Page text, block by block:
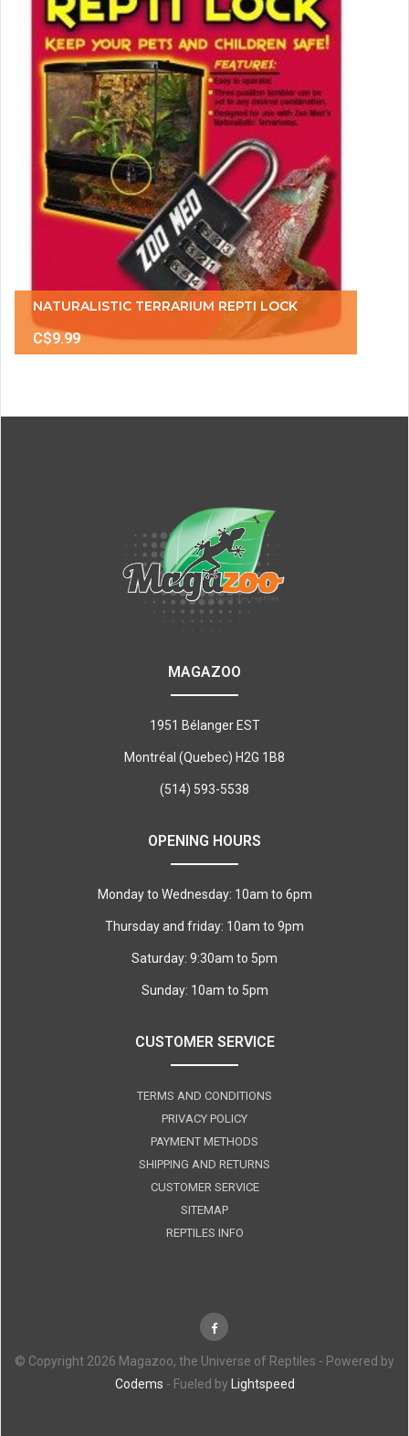
NATURALISTIC TERRARIUM REPTI LOCK
C$9.99
MAGAZOO
1951 Bélanger EST
Montréal (Quebec) H2G 1B8
(514) 593-5538
OPENING HOURS
Monday to Wednesday: 10am to 6pm
Thursday and friday: 10am to 9pm
Saturday: 9:30am to 5pm
Sunday: 10am to 5pm
CUSTOMER SERVICE
TERMS AND CONDITIONS
PRIVACY POLICY
PAYMENT METHODS
SHIPPING AND RETURNS
CUSTOMER SERVICE
SITEMAP
REPTILES INFO
© Copyright 2026 Magazoo, the Universe of Reptiles - Powered by
Codems - Fueled by Lightspeed